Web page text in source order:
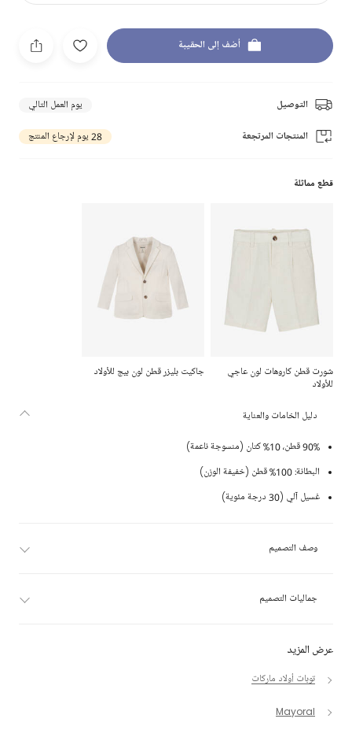
أضف إلى الحقيبة
التوصيل يوم العمل التالي
المنتجات المرتجعة 28 يوم لإرجاع المنتج
قطع مماثلة
شورت قطن كاروهات لون عاجي
للأولاد
جاكيت بليزر قطن لون بيج للأولاد
عرض المزيد
توبات أولاد ماركات
Mayoral
دليل الخامات والعناية
90% قطن، 10% كتان (منسوجة ناعمة)
البطانة: 100% قطن (خفيفة الوزن)
غسيل آلي (30 درجة مئوية)
وصف التصميم
جماليات التصميم